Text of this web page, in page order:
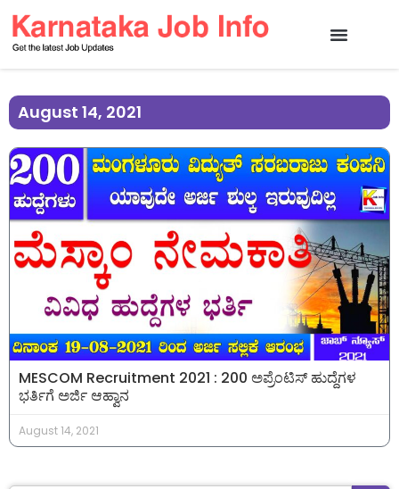
August 14, 2021
MESCOM Recruitment 2021 : 200 ಅಪ್ರೆಂಟಿಸ್ ಹುದ್ದೆಗಳ
ಭರ್ತಿಗೆ ಅರ್ಜಿ ಆಹ್ವಾನ
August 14, 2021